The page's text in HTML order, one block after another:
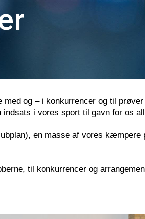
og – i konkurrencer og til prøver
i vores sport til gavn for os
en masse af vores kæmpere
til konkurrencer og